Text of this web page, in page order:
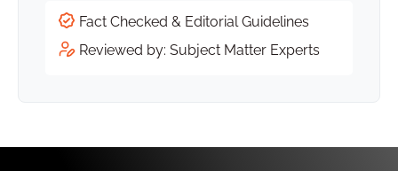
Fact Checked & Editorial Guidelines
Reviewed by: Subject Matter Experts